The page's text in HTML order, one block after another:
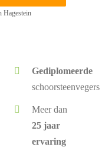
Hagestein
Gediplomeerde
schoorsteenvegers
Meer dan
25 jaar
ervaring